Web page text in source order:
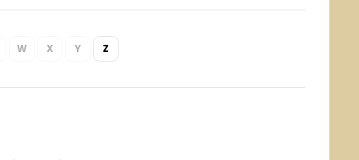
W X Y Z